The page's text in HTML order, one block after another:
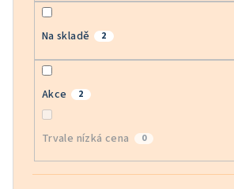
Na skladě 2
Akce 2
Trvale nízká cena 0